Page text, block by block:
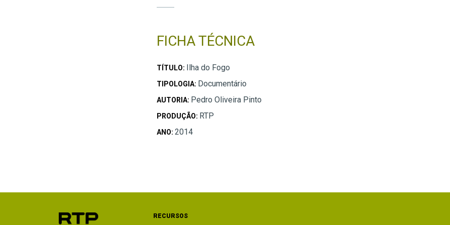
FICHA TÉCNICA
TÍTULO: Ilha do Fogo
TIPOLOGIA: Documentário
AUTORIA: Pedro Oliveira Pinto
PRODUÇÃO: RTP
ANO: 2014
RECURSOS